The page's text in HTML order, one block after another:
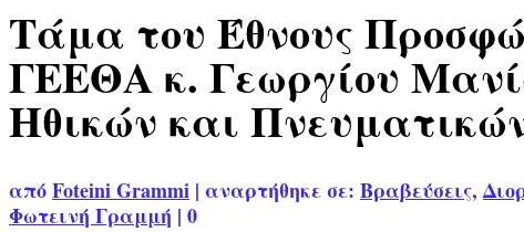
Τάμα του Έθνους
ΓΕΕΘΑ κ. Γεωργίου
Ηθικών και
απόFoteini Grammi | αναρτήθηκε σε: Βραβεύσεις,
Φωτεινή Γραμμή | 0